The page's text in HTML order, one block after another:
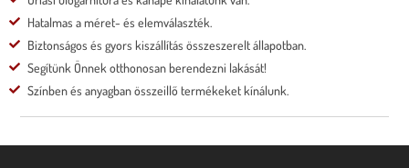
Hatalmas a méret- és elemválaszték.
Biztonságos és gyors kiszállítás összeszerelt állapotban.
Segítünk Önnek otthonosan berendezni lakását!
Színben és anyagban összeillő termékeket kínálunk.